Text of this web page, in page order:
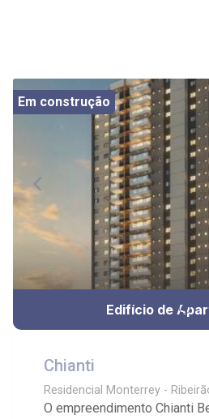
Em construção
Edifício de
Chianti
Residencial
O empreendimento Chianti